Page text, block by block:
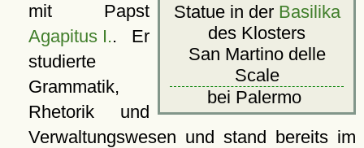
Statue in der Basilika
des Klosters
San Martino delle
Scale
bei Palermo
mit Papst
Agapitus I.. Er
studierte
Grammatik,
Rhetorik und
Verwaltungswesen und stand bereits im